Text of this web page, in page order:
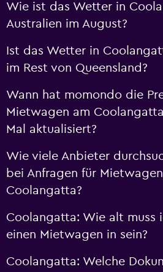
Wie ist das Wetter in
Australien im August?
Ist das Wetter in
im Rest von Queensland?
Wann hat momondo die
Mietwagen am
Mal aktualisiert?
Wie viele Anbieter
bei Anfragen für
Coolangatta?
Coolangatta: Wie alt muss
einen Mietwagen in sein?
Coolangatta: Welche